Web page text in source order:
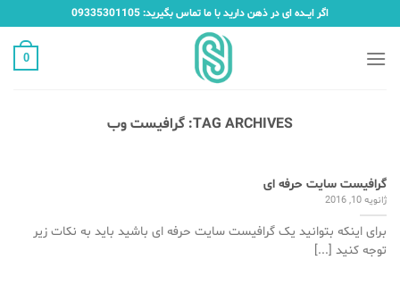
to
content
اگر ایـــده ای در ذهن دارید با ما تماس بگیرید: 09335301105
0
TAG ARCHIVES: گرافیست وب
گرافیست سایت حرفه ای
ژانویه 10, 2016
برای اینکه بتوانید یک گرافیست سایت حرفه ای باشید باید به نکات زیر
توجه کنید [...]